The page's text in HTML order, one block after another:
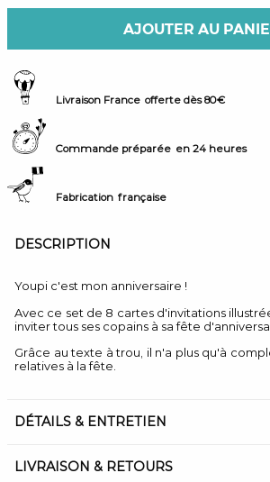
AJOUTER AU
Livraison France offerte dès 80€
Commande préparée en 24 heures
Fabrication française
DESCRIPTION
Youpi c'est mon anniversaire !
Avec ce set de 8 cartes d'invitations
inviter tous ses copains à sa fête
Grâce au texte à trou, il n'a plus qu'à
relatives à la fête.
DÉTAILS & ENTRETIEN
LIVRAISON & RETOURS